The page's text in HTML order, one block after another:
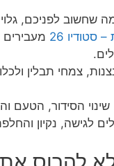
שחשוב לפניכם,
26
צמחי תבלין
הסידור, הטעם
לגישה, נקיון